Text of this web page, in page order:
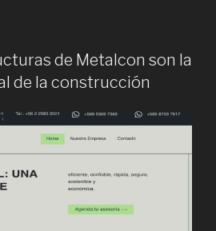
de Metalcon son la
de la construcción